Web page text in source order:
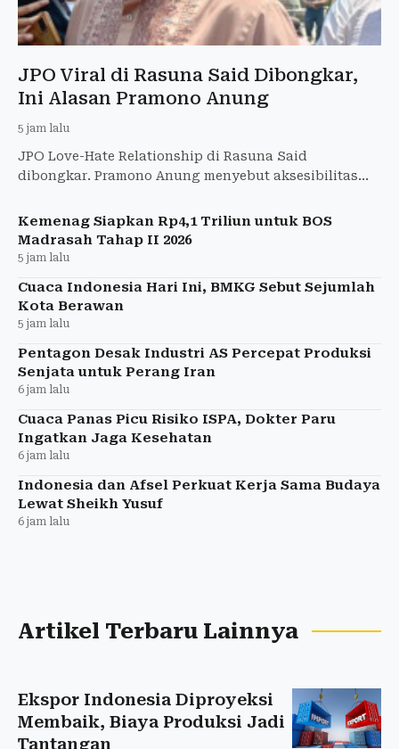
JPO Viral di Rasuna Said Dibongkar,
Ini Alasan Pramono Anung
5 jam lalu
JPO Love-Hate Relationship di Rasuna Said
dibongkar. Pramono Anung menyebut aksesibilitas
Kemenag Siapkan Rp4,1 Triliun untuk BOS
Madrasah Tahap II 2026
5 jam lalu
Cuaca Indonesia Hari Ini, BMKG Sebut Sejumlah
Kota Berawan
5 jam lalu
Pentagon Desak Industri AS Percepat Produksi
Senjata untuk Perang Iran
6 jam lalu
Cuaca Panas Picu Risiko ISPA, Dokter Paru
Ingatkan Jaga Kesehatan
6 jam lalu
Indonesia dan Afsel Perkuat Kerja Sama Budaya
Lewat Sheikh Yusuf
6 jam lalu
Artikel Terbaru Lainnya
Ekspor Indonesia Diproyeksi
Membaik, Biaya Produksi Jadi
Tantangan